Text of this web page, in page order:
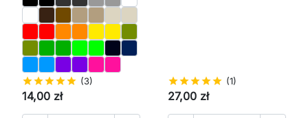
starstarstarstarstar (3)
14,00 zł
starstarstarstarstar (1)
27,00 zł